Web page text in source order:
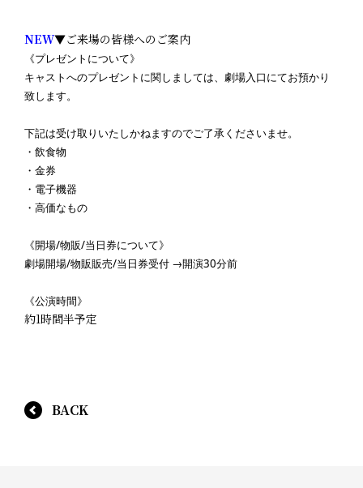
NEW▼ご来場の皆様へのご案内
《プレゼントについて》
キャストへのプレゼントに関しましては、劇場入口にてお預かり
致します。
下記は受け取りいたしかねますのでご了承くださいませ。
・飲食物
・金券
・電子機器
・高価なもの
《開場/物販/当日券について》
劇場開場/物販販売/当日券受付 →開演30分前
《公演時間》
約1時間半予定
BACK